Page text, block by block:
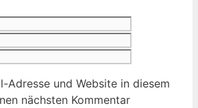
Adresse und Website in diesem
nächsten Kommentar